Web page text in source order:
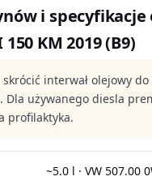
i specyfikacje
KM 2019 (B9)
interwał olejowy do
Dla używanego diesla
profilaktyka.
~5.0 l · VW 507.00